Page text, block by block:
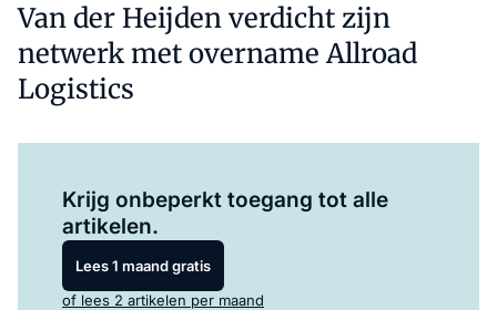
Van der Heijden verdicht zijn
netwerk met overname Allroad
Logistics
Krijg onbeperkt toegang tot alle
artikelen.
Lees 1 maand gratis
of lees 2 artikelen per maand